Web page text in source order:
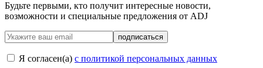
Будьте первыми, кто получит интересные новости,
возможности и специальные предложения от ADJ
подписаться
Я согласен(a) с политикой персональных данных